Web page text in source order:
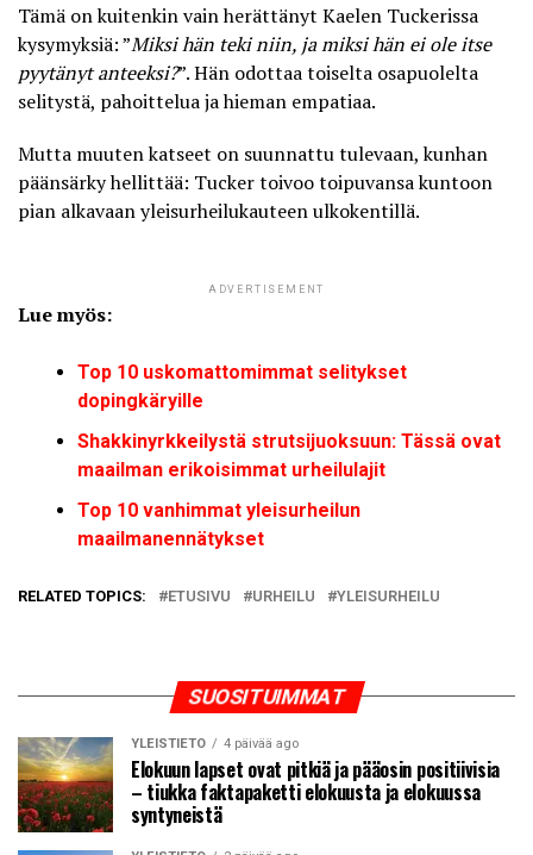
Tämä on kuitenkin vain herättänyt Kaelen Tuckerissa
kysymyksiä: ”Miksi hän teki niin, ja miksi hän ei ole itse
pyytänyt anteeksi?”. Hän odottaa toiselta osapuolelta
selitystä, pahoittelua ja hieman empatiaa.
Mutta muuten katseet on suunnattu tulevaan, kunhan
päänsärky hellittää: Tucker toivoo toipuvansa kuntoon
pian alkavaan yleisurheilukauteen ulkokentillä.
ADVERTISEMENT
Lue myös:
Top 10 uskomattomimmat selitykset
dopingkäryille
Shakkinyrkkeilystä strutsijuoksuun: Tässä ovat
maailman erikoisimmat urheilulajit
Top 10 vanhimmat yleisurheilun
maailmanennätykset
RELATED TOPICS: ETUSIVU URHEILU YLEISURHEILU
SUOSITUIMMAT
YLEISTIETO 4 päivää ago
Elokuun lapset ovat pitkiä ja pääosin positiivisia
– tiukka faktapaketti elokuusta ja elokuussa
syntyneistä